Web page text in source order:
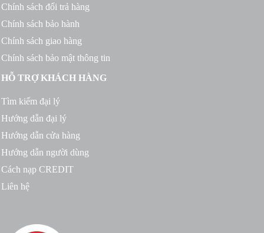
Chính sách đổi trả hàng
Chính sách bảo hành
Chính sách giao hàng
Chính sách bảo mật thông tin
HỖ TRỢ KHÁCH HÀNG
Tìm kiếm đại lý
Hướng dẫn đại lý
Hướng dẫn cửa hàng
Hướng dẫn người dùng
Cách nạp CREDIT
Liên hệ